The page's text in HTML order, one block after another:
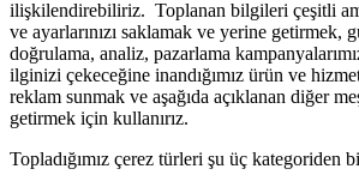
ilişkilendirebiliriz. Toplanan bilgileri çeşitli
ve ayarlarınızı saklamak ve yerine
doğrulama, analiz, pazarlama
ilginizi çekeceğine inandığımız ürün ve
reklam sunmak ve aşağıda açıklanan diğer
getirmek için kullanırız.
Topladığımız çerez türleri şu üç kategoriden